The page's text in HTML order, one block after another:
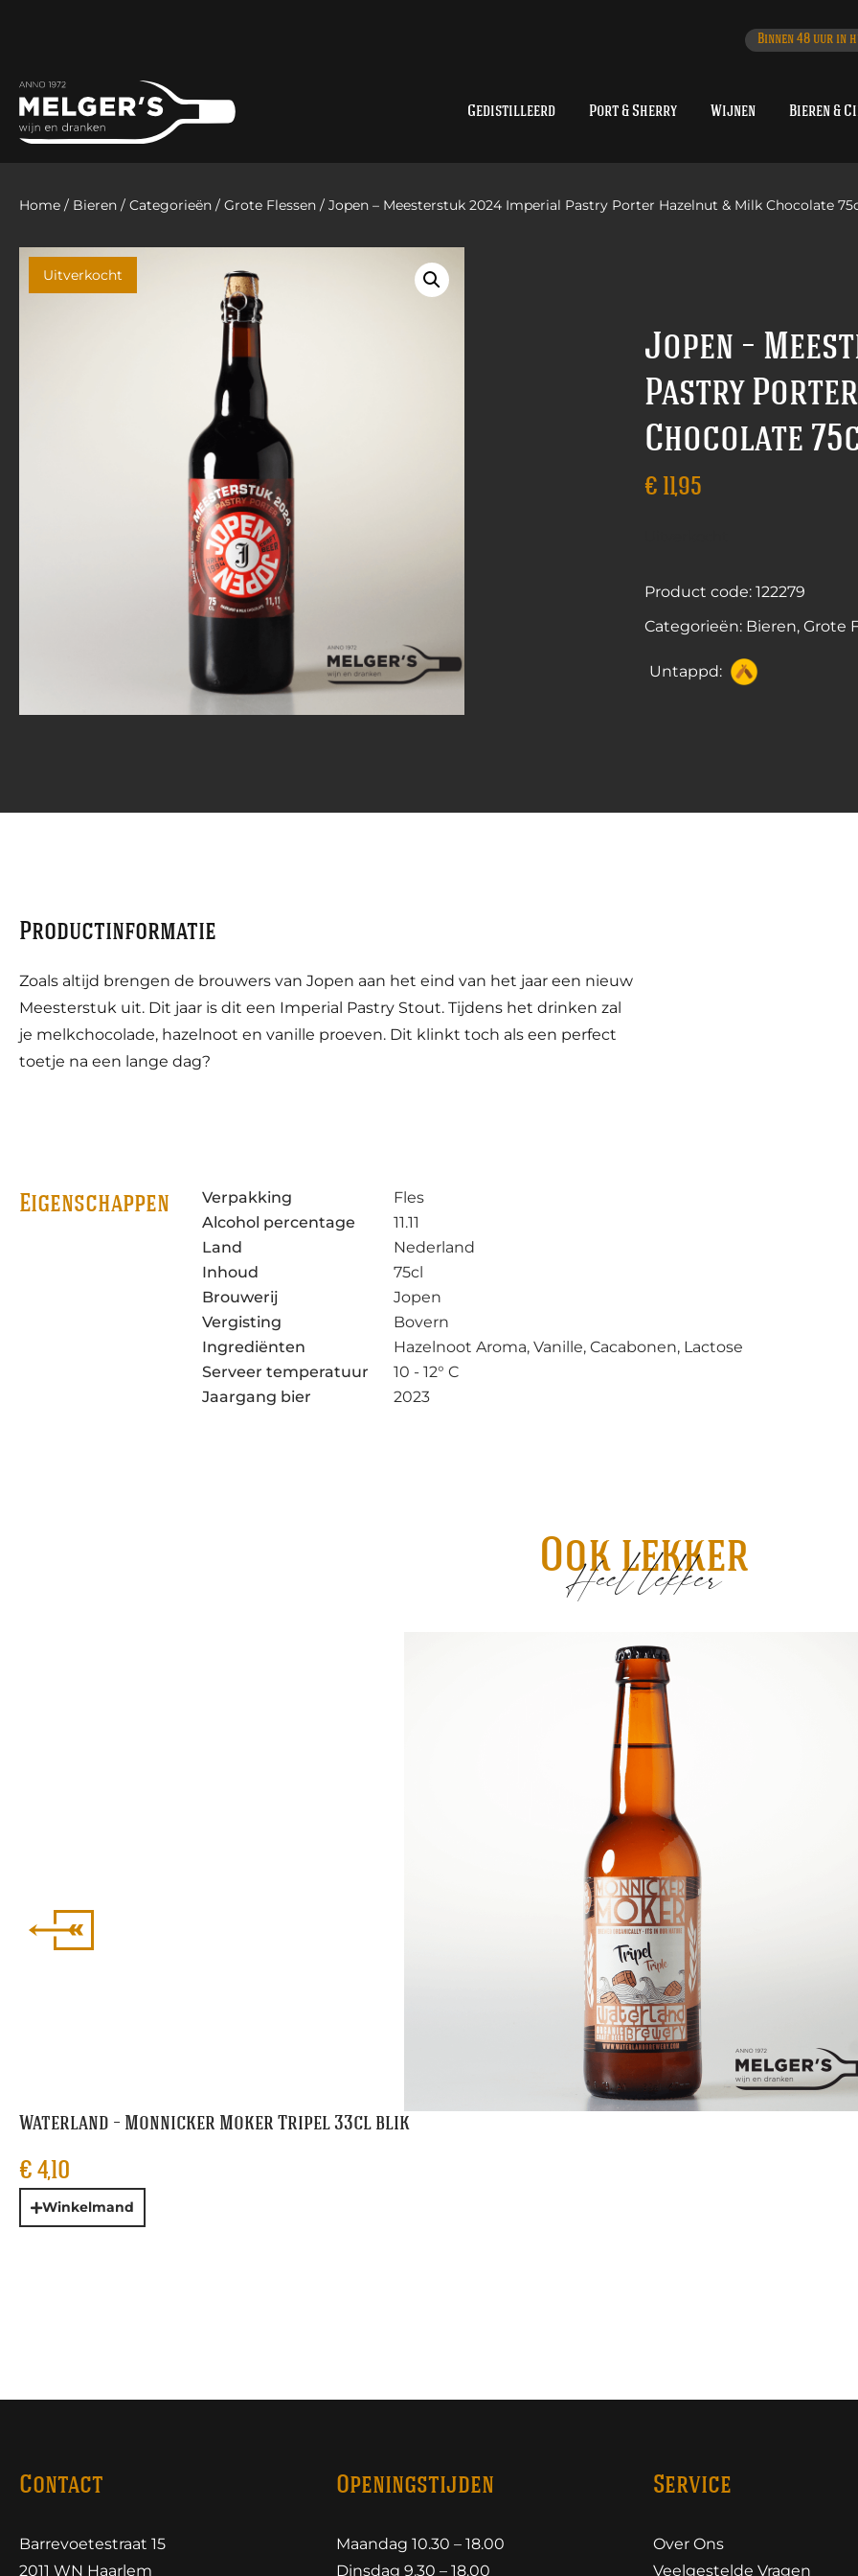
Binnen 48 uur in
Gedistilleerd Port & Sherry Wijnen Bieren &
Home / Bieren / Categorieën / Grote Flessen / Jopen – Meesterstuk 2024 Imperial Pastry Porter Hazelnut & Milk Chocolate
Uitverkocht
Jopen –
Pastry
Chocolate
€ 11,95
Product code: 122279
Categorieën: Bieren,Grote
Untappd:
Productinformatie
Zoals altijd brengen de brouwers van Jopen aan het eind van het jaar een nieuw
Meesterstuk uit. Dit jaar is dit een Imperial Pastry Stout. Tijdens het drinken zal
je melkchocolade, hazelnoot en vanille proeven. Dit klinkt toch als een perfect
toetje na een lange dag?
Eigenschappen Verpakking
Fles
Alcohol percentage
11.11
Land
Nederland
Inhoud
75cl
Brouwerij
Jopen
Vergisting
Bovern
Ingrediënten
Hazelnoot Aroma, Vanille, Cacabonen, Lactose
Serveer temperatuur
10 - 12° C
Jaargang bier
2023
Ook lekker
Heel lekker
Waterland – Monnicker Moker Tripel 33cl blik
€ 4,10
Winkelmand
Contact
Barrevoetestraat 15
2011 WN Haarlem
Openingstijden
Maandag 10.30 – 18.00
Dinsdag 9.30 – 18.00
Service
Over Ons
Veelgestelde Vragen